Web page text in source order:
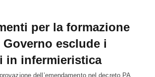
per la formazione
esclude i
in infermieristica
dell’emendamento nel decreto PA